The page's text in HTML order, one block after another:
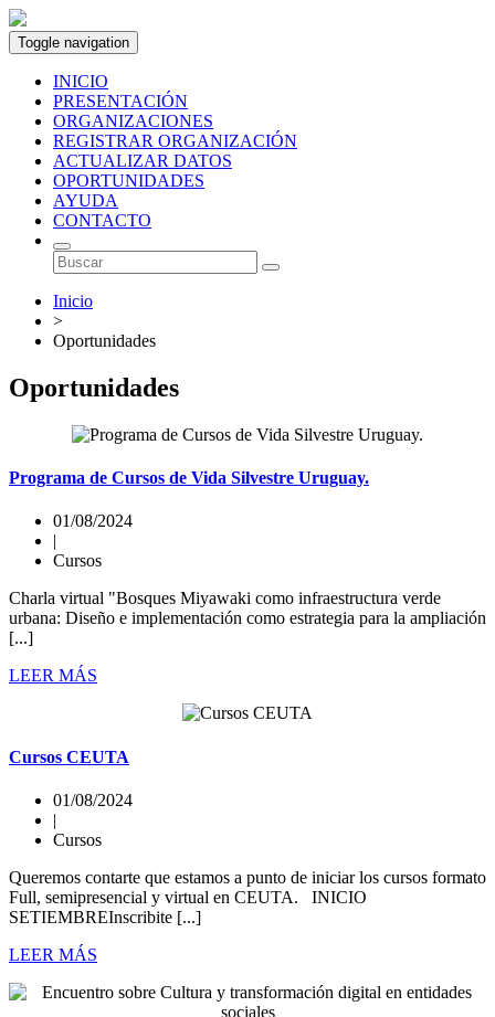
Toggle navigation
INICIO
PRESENTACIÓN
ORGANIZACIONES
REGISTRAR ORGANIZACIÓN
ACTUALIZAR DATOS
OPORTUNIDADES
AYUDA
CONTACTO
Inicio
>
Oportunidades
Oportunidades
Programa de Cursos de Vida Silvestre Uruguay.
01/08/2024
|
Cursos
Charla virtual "Bosques Miyawaki como infraestructura verde
urbana: Diseño e implementación como estrategia para la ampliación
[...]
LEER MÁS
Cursos CEUTA
01/08/2024
|
Cursos
Queremos contarte que estamos a punto de iniciar los cursos formato
Full, semipresencial y virtual en CEUTA. INICIO
SETIEMBREInscribite [...]
LEER MÁS